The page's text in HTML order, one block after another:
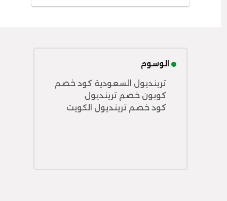
الوسوم
ترينديول السعودية كود خصم
كوبون خصم ترينديول
كود خصم ترينديول الكويت